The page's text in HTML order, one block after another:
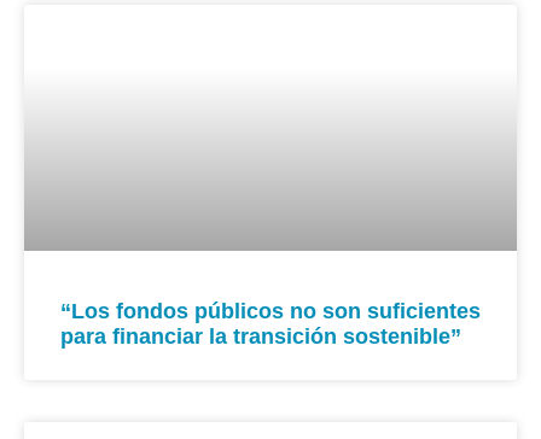
“Los fondos públicos no son suficientes
para financiar la transición sostenible”